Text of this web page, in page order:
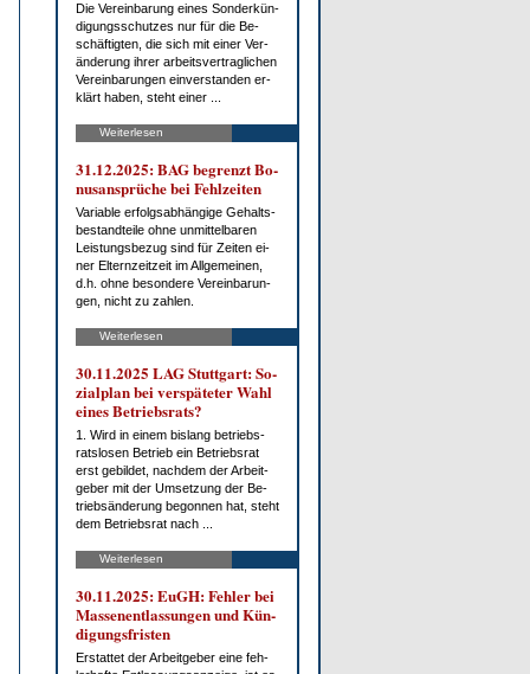
Die Ver­ein­ba­rung ei­nes Son­der­kün­
di­gungs­schut­zes nur für die Be­
schäf­tig­ten, die sich mit ei­ner Ver­
än­de­rung ih­rer ar­beits­ver­trag­li­chen
Ver­ein­ba­run­gen ein­ver­stan­den er­
klärt ha­ben, steht ei­ner ...
Weiterlesen
31.12.2025: BAG be­grenzt Bo­
nus­an­sprü­che bei Fehl­zei­ten
Va­ria­ble er­folgs­ab­hän­gi­ge Ge­halts­
be­stand­tei­le oh­ne un­mit­tel­ba­ren
Leis­tungs­be­zug sind für Zei­ten ei­
ner El­tern­zeit­zeit im All­ge­mei­nen,
d.h. oh­ne be­son­de­re Ver­ein­ba­run­
gen, nicht zu zah­len.
Weiterlesen
30.11.2025 LAG Stutt­gart: So­
zi­al­plan bei ver­spä­te­ter Wahl
ei­nes Be­triebs­rats?
1. Wird in ei­nem bis­lang be­triebs­
rats­lo­sen Be­trieb ein Be­triebs­rat
erst ge­bil­det, nach­dem der Ar­beit­
ge­ber mit der Um­set­zung der Be­
trieb­s­än­de­rung be­gon­nen hat, steht
dem Be­triebs­rat nach ...
Weiterlesen
30.11.2025: EuGH: Feh­ler bei
Mas­sen­ent­las­sun­gen und Kün­
di­gungs­fris­ten
Er­stat­tet der Ar­beit­ge­ber ei­ne feh­